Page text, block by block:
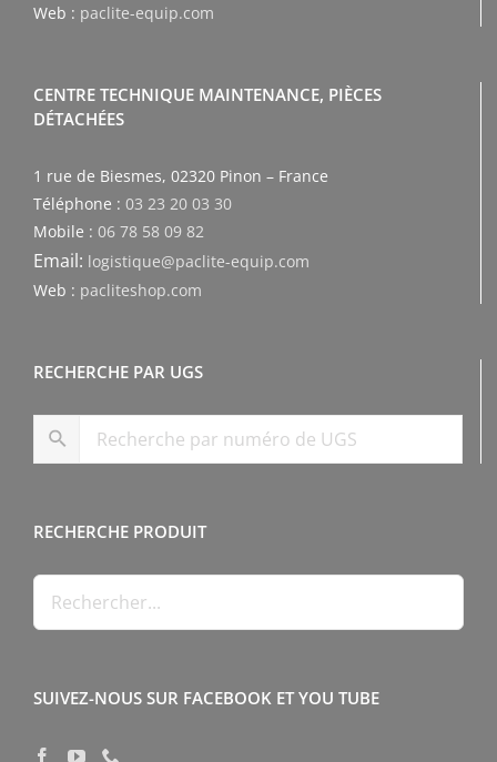
Web : paclite-equip.com
CENTRE TECHNIQUE MAINTENANCE, PIÈCES
DÉTACHÉES
1 rue de Biesmes, 02320 Pinon – France
Téléphone : 03 23 20 03 30
Mobile : 06 78 58 09 82
Email: logistique@paclite-equip.com
Web : pacliteshop.com
RECHERCHE PAR UGS
RECHERCHE PRODUIT
SUIVEZ-NOUS SUR FACEBOOK ET YOU TUBE